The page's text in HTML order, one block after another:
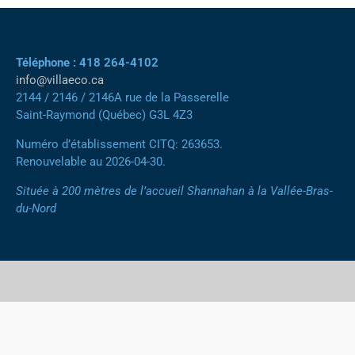
Téléphone : 418 264-4102
info@villaeco.ca
2144 / 2146 / 2146A rue de la Passerelle
Saint-Raymond (Québec) G3L 4Z3
Numéro d’établissement CITQ: 263653.
Renouvelable au 2026-04-30.
Située à 200 mètres de l’accueil Shannahan à la Vallée-Bras-
du-Nord